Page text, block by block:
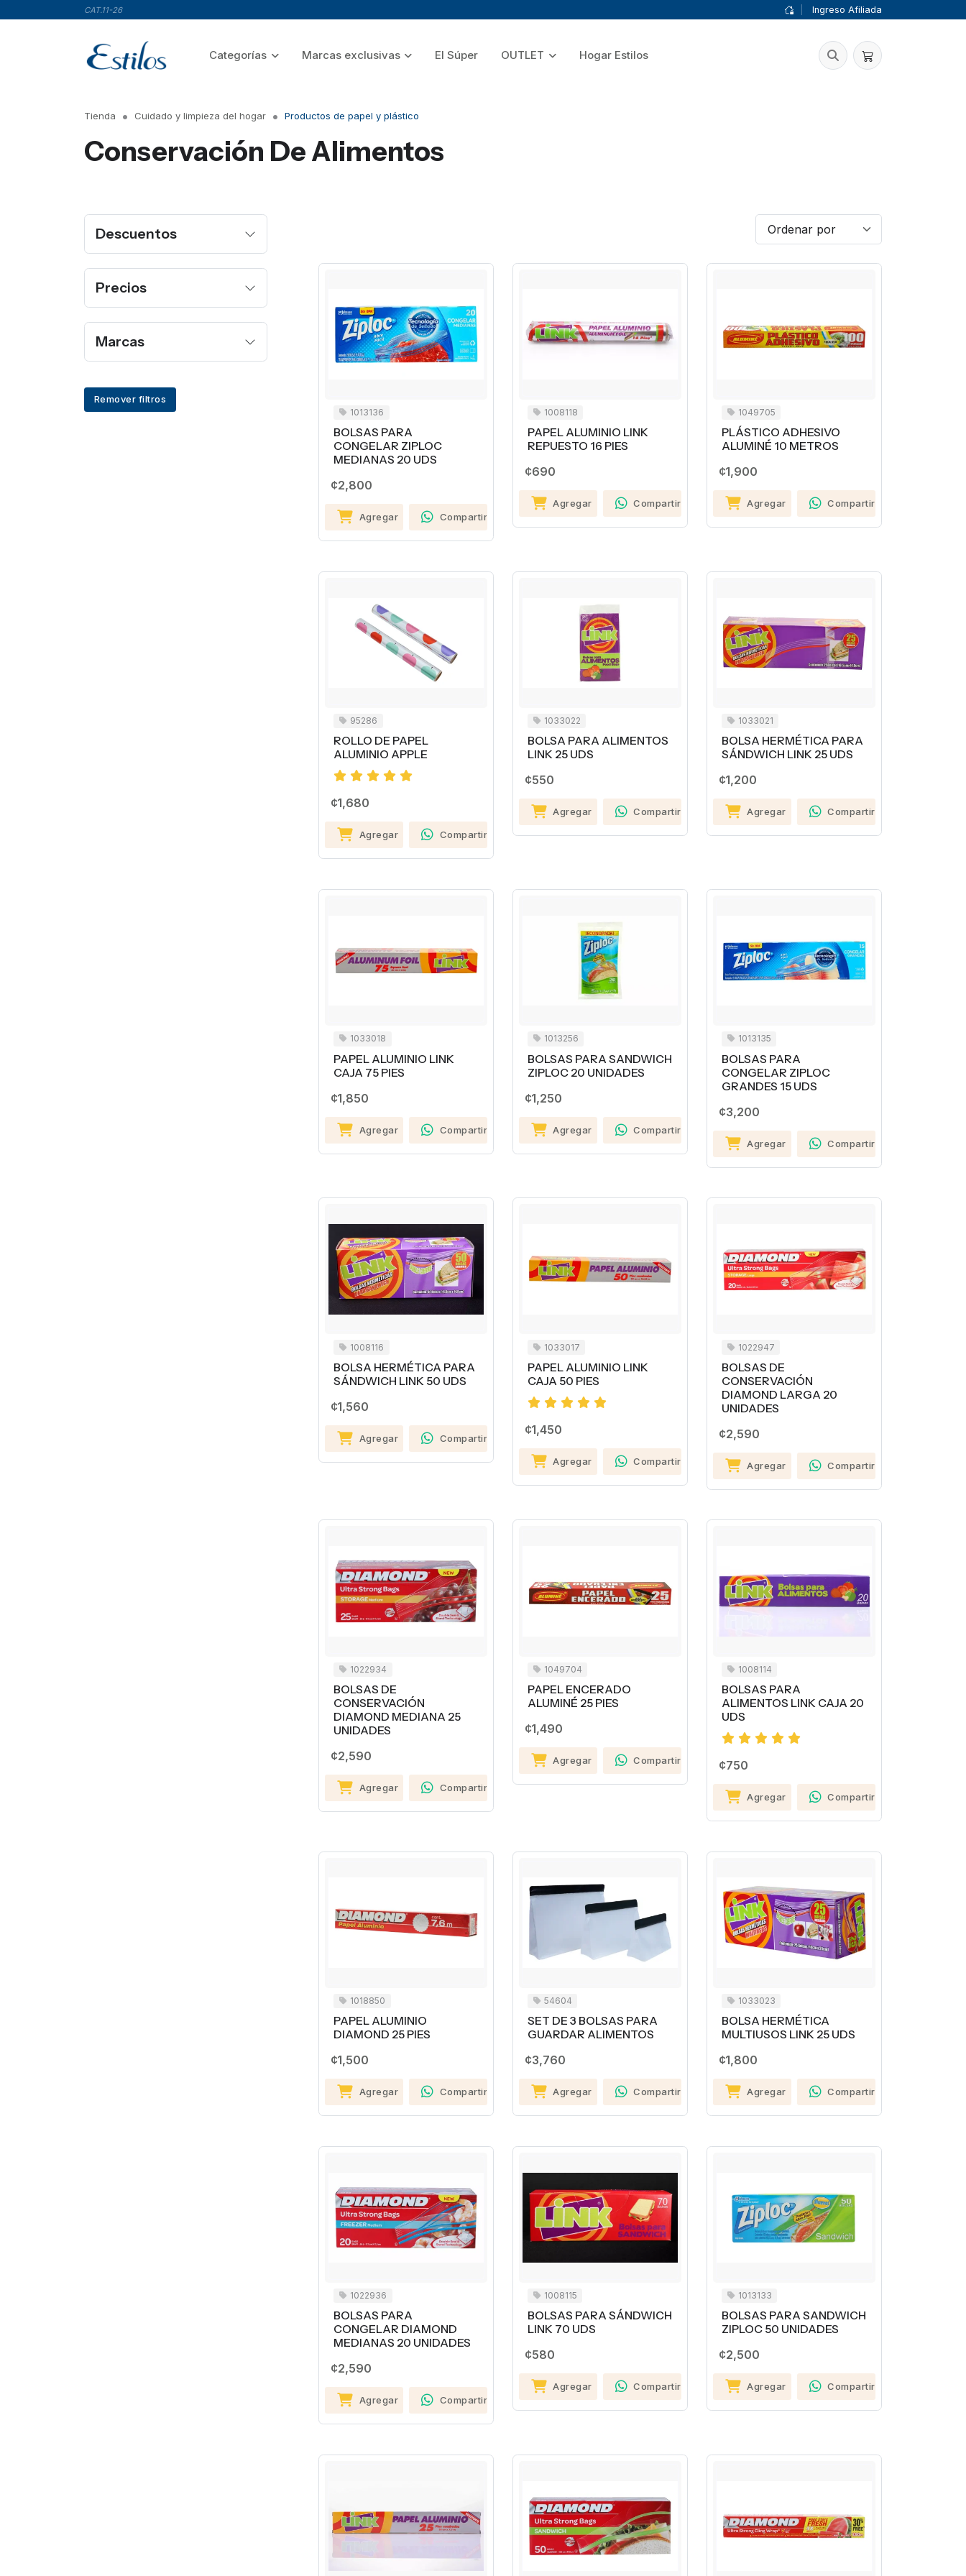
CAT.11-26 Ingreso Afiliada
Categorías Marcas exclusivas El Súper OUTLET Hogar Estilos
Tienda Cuidado y limpieza del hogar Productos de papel y plástico
Conservación De Alimentos
Descuentos
Precios
Marcas
Remover filtros
1013136
BOLSAS PARA
CONGELAR ZIPLOC
MEDIANAS 20 UDS
¢2,800
Agregar Compartir
1008118
PAPEL ALUMINIO LINK
REPUESTO 16 PIES
¢690
Agregar Compartir
1049705
PLÁSTICO ADHESIVO
ALUMINÉ 10 METROS
¢1,900
Agregar Compartir
95286
ROLLO DE PAPEL
ALUMINIO APPLE
¢1,680
Agregar Compartir
1033022
BOLSA PARA ALIMENTOS
LINK 25 UDS
¢550
Agregar Compartir
1033021
BOLSA HERMÉTICA PARA
SÁNDWICH LINK 25 UDS
¢1,200
Agregar Compartir
1033018
PAPEL ALUMINIO LINK
CAJA 75 PIES
¢1,850
Agregar Compartir
1013256
BOLSAS PARA SANDWICH
ZIPLOC 20 UNIDADES
¢1,250
Agregar Compartir
1013135
BOLSAS PARA
CONGELAR ZIPLOC
GRANDES 15 UDS
¢3,200
Agregar Compartir
1008116
BOLSA HERMÉTICA PARA
SÁNDWICH LINK 50 UDS
¢1,560
Agregar Compartir
1033017
PAPEL ALUMINIO LINK
CAJA 50 PIES
¢1,450
Agregar Compartir
1022947
BOLSAS DE
CONSERVACIÓN
DIAMOND LARGA 20
UNIDADES
¢2,590
Agregar Compartir
1022934
BOLSAS DE
CONSERVACIÓN
DIAMOND MEDIANA 25
UNIDADES
¢2,590
Agregar Compartir
1049704
PAPEL ENCERADO
ALUMINÉ 25 PIES
¢1,490
Agregar Compartir
1008114
BOLSAS PARA
ALIMENTOS LINK CAJA 20
UDS
¢750
Agregar Compartir
1018850
PAPEL ALUMINIO
DIAMOND 25 PIES
¢1,500
Agregar Compartir
54604
SET DE 3 BOLSAS PARA
GUARDAR ALIMENTOS
¢3,760
Agregar Compartir
1033023
BOLSA HERMÉTICA
MULTIUSOS LINK 25 UDS
¢1,800
Agregar Compartir
1022936
BOLSAS PARA
CONGELAR DIAMOND
MEDIANAS 20 UNIDADES
¢2,590
Agregar Compartir
1008115
BOLSAS PARA SÁNDWICH
LINK 70 UDS
¢580
Agregar Compartir
1013133
BOLSAS PARA SANDWICH
ZIPLOC 50 UNIDADES
¢2,500
Agregar Compartir